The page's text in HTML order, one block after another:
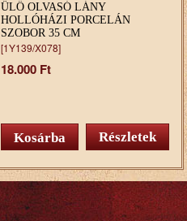
ÜLŐ OLVASÓ LÁNY
HOLLÓHÁZI PORCELÁN
SZOBOR 35 CM
[1Y139/X078]
18.000 Ft
Részletek